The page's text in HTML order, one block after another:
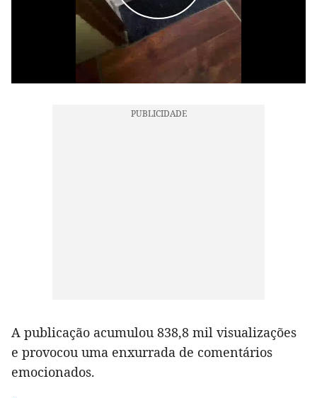
A publicação acumulou 838,8 mil visualizações
e provocou uma enxurrada de comentários
emocionados.